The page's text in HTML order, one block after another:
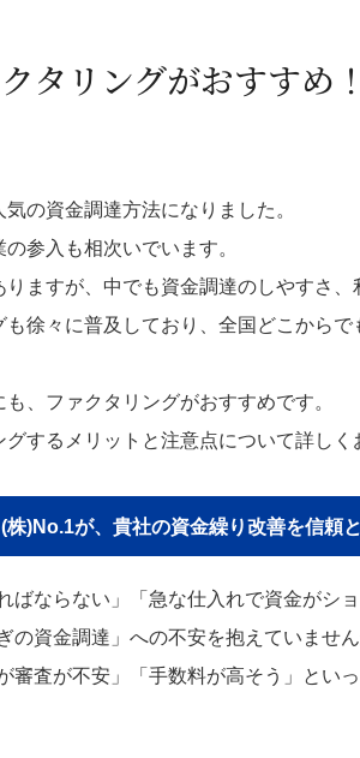
タリングがおすすめ
の資金調達方法になりました。
参入も相次いでいます。
ますが、中でも資金調達のしやすさ、
徐々に普及しており、全国どこから
、ファクタリングがおすすめです。
するメリットと注意点について詳しく
)No.1が、貴社の資金繰り改善を信頼
ばならない」「急な仕入れで資金がシ
の資金調達」への不安を抱えていません
審査が不安」「手数料が高そう」とい